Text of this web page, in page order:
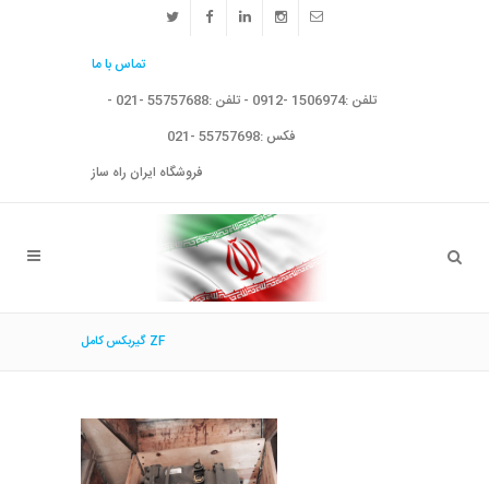
تماس با ما
تلفن :1506974 -0912 - تلفن :55757688 -021 -
فکس :55757698 -021
فروشگاه ایران راه ساز
گیربکس کامل ZF